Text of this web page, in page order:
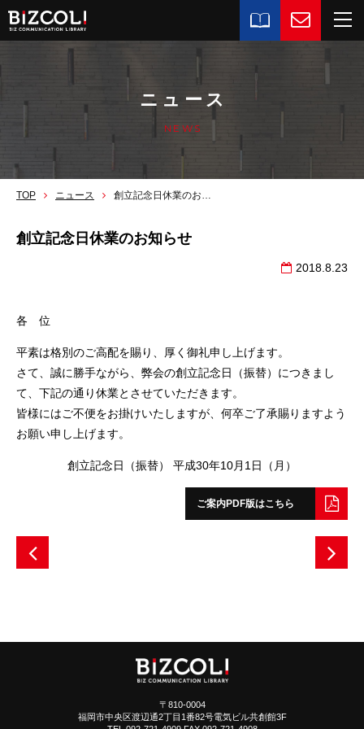
ニュース
NEWS
TOP ニュース 創立記念日休業のお知らせ
創立記念日休業のお知らせ
2018.8.23
各 位
平素は格別のご高配を賜り、厚く御礼申し上げます。
さて、誠に勝手ながら、弊会の創立記念日（振替）につきまし
て、下記の通り休業とさせていただきます。
皆様にはご不便をお掛けいたしますが、何卒ご了承賜りますよう
お願い申し上げます。
創立記念日（振替） 平成30年10月1日（月）
ご案内PDF版はこちら
〒810-0004
福岡市中央区渡辺通2丁目1番82号電気ビル共創館3F